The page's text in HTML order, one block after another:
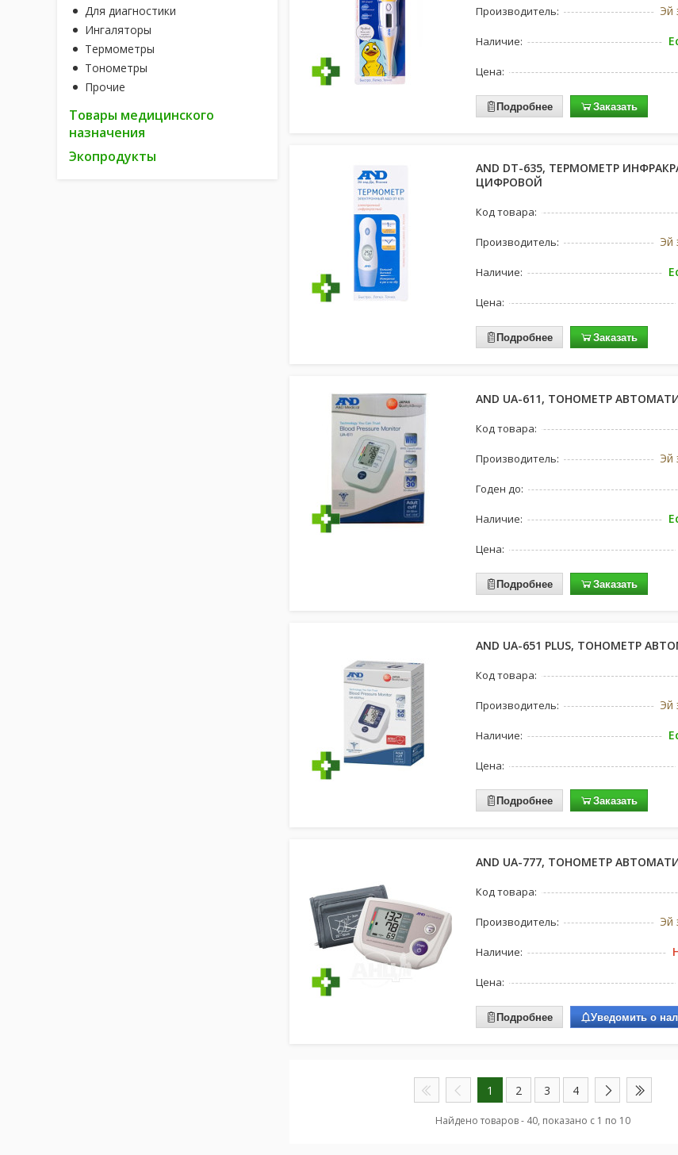
Для диагностики
Ингаляторы
Термометры
Тонометры
Прочие
Товары медицинского
назначения
Экопродукты
Производитель: Эй
Наличие:
Цена:
Подробнее Заказать
AND DT-635, ТЕРМОМЕТР
ЦИФРОВОЙ
Код товара:
Производитель: Эй
Наличие:
Цена:
Подробнее Заказать
AND UA-611, ТОНОМЕТР
Код товара:
Производитель: Эй
Годен до:
Наличие:
Цена:
Подробнее Заказать
AND UA-651 PLUS, ТОНОМЕТР
Код товара:
Производитель: Эй
Наличие:
Цена:
Подробнее Заказать
AND UA-777, ТОНОМЕТР
Код товара:
Производитель: Эй
Наличие:
Цена:
Подробнее Уведомить о
1 2 3 4
Найдено товаров - 40, показано с 1 по 10